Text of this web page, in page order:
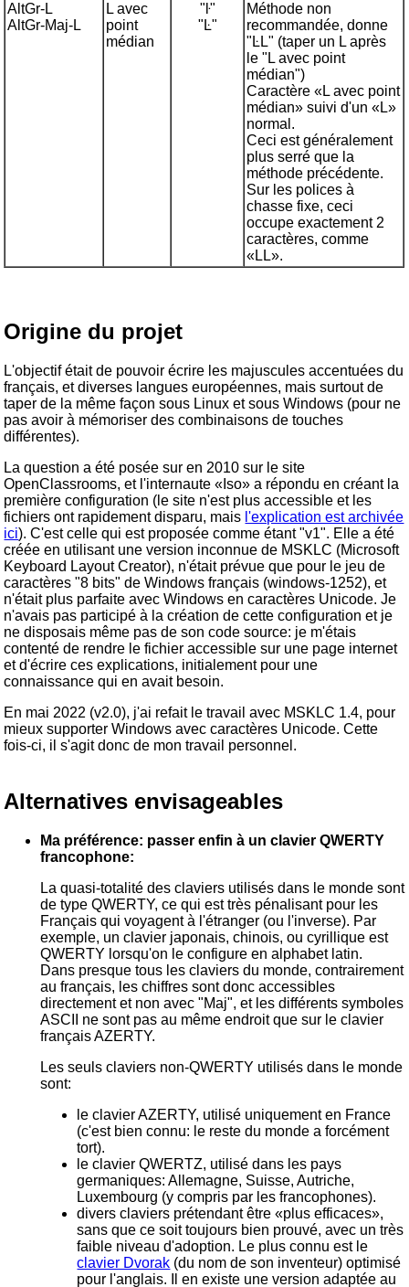
AltGr-L
AltGr-Maj-L
L avec
point
médian
"ŀ"
"Ŀ"
Méthode non
recommandée, donne
"ĿL" (taper un L après
le "L avec point
médian")
Caractère «L avec point
médian» suivi d'un «L»
normal.
Ceci est généralement
plus serré que la
méthode précédente.
Sur les polices à
chasse fixe, ceci
occupe exactement 2
caractères, comme
«LL».
Origine du projet
L'objectif était de pouvoir écrire les majuscules accentuées du
français, et diverses langues européennes, mais surtout de
taper de la même façon sous Linux et sous Windows (pour ne
pas avoir à mémoriser des combinaisons de touches
différentes).
La question a été posée sur en 2010 sur le site
OpenClassrooms, et l'internaute «Iso» a répondu en créant la
première configuration (le site n'est plus accessible et les
fichiers ont rapidement disparu, mais l'explication est archivée
ici). C'est celle qui est proposée comme étant "v1". Elle a été
créée en utilisant une version inconnue de MSKLC (Microsoft
Keyboard Layout Creator), n'était prévue que pour le jeu de
caractères "8 bits" de Windows français (windows-1252), et
n'était plus parfaite avec Windows en caractères Unicode. Je
n'avais pas participé à la création de cette configuration et je
ne disposais même pas de son code source: je m'étais
contenté de rendre le fichier accessible sur une page internet
et d'écrire ces explications, initialement pour une
connaissance qui en avait besoin.
En mai 2022 (v2.0), j'ai refait le travail avec MSKLC 1.4, pour
mieux supporter Windows avec caractères Unicode. Cette
fois-ci, il s'agit donc de mon travail personnel.
Alternatives envisageables
Ma préférence: passer enfin à un clavier QWERTY
francophone:
La quasi-totalité des claviers utilisés dans le monde sont
de type QWERTY, ce qui est très pénalisant pour les
Français qui voyagent à l'étranger (ou l'inverse). Par
exemple, un clavier japonais, chinois, ou cyrillique est
QWERTY lorsqu'on le configure en alphabet latin.
Dans presque tous les claviers du monde, contrairement
au français, les chiffres sont donc accessibles
directement et non avec "Maj", et les différents symboles
ASCII ne sont pas au même endroit que sur le clavier
français AZERTY.
Les seuls claviers non-QWERTY utilisés dans le monde
sont:
le clavier AZERTY, utilisé uniquement en France
(c'est bien connu: le reste du monde a forcément
tort).
le clavier QWERTZ, utilisé dans les pays
germaniques: Allemagne, Suisse, Autriche,
Luxembourg (y compris par les francophones).
divers claviers prétendant être «plus efficaces»,
sans que ce soit toujours bien prouvé, avec un très
faible niveau d'adoption. Le plus connu est le
clavier Dvorak (du nom de son inventeur) optimisé
pour l'anglais. Il en existe une version adaptée au